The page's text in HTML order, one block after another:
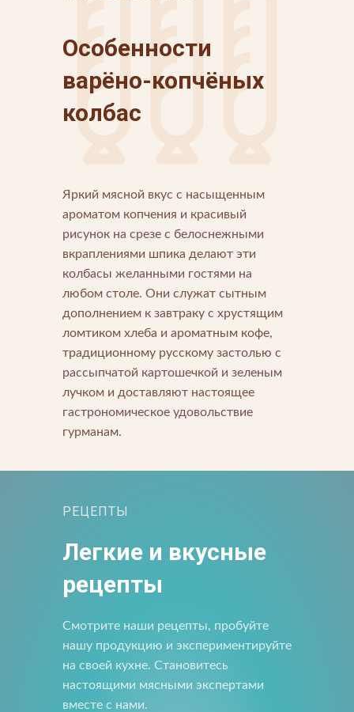
Особенности
варёно-копчёных
колбас
Яркий мясной вкус с насыщенным
ароматом копчения и красивый
рисунок на срезе с белоснежными
вкраплениями шпика делают эти
колбасы желанными гостями на
любом столе. Они служат сытным
дополнением к завтраку с хрустящим
ломтиком хлеба и ароматным кофе,
традиционному русскому застолью с
рассыпчатой картошечкой и зеленым
лучком и доставляют настоящее
гастрономическое удовольствие
гурманам.
РЕЦЕПТЫ
Легкие и вкусные
рецепты
Смотрите наши рецепты, пробуйте
нашу продукцию и экспериментируйте
на своей кухне. Становитесь
настоящими мясными экспертами
вместе с нами.
Напишите нам
Нажимая кнопку «Отправить», вы принимаете условия
пользовательского соглашения
Напишите нам
Прикрепить файл
Загрузите файлы в формате jpg, docx, doc, pdf.
Нажимая на кнопку, я принимаю условия соглашения.
Подпишитесь на новости
Мы будем присылать вам только самое важное
Нажимая на кнопку, я принимаю условия соглашения.